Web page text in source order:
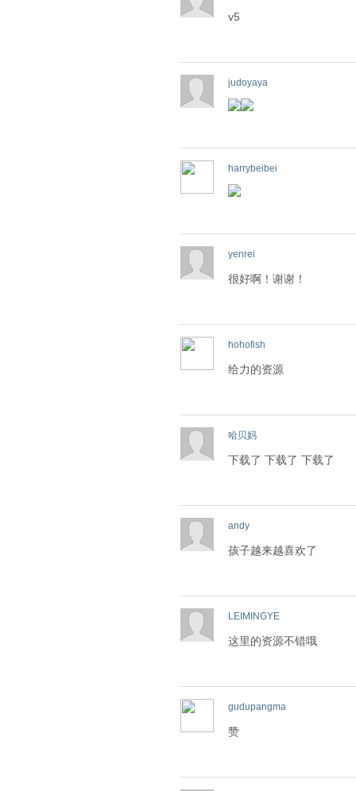
v5
judoyaya
harrybeibei
yenrei
很好啊！谢谢！
hohofish
给力的资源
哈贝妈
下载了 下载了 下载了
andy
孩子越来越喜欢了
LEIMINGYE
这里的资源不错哦
gudupangma
赞